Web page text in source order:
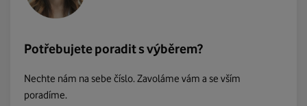
Potřebujete poradit s výběrem?
Nechte nám na sebe číslo. Zavoláme vám a se vším
poradíme.